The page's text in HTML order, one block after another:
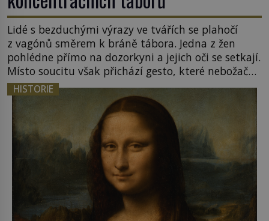
Lidé s bezduchými výrazy ve tvářích se plahočí
z vagónů směrem k bráně tábora. Jedna z žen
pohlédne přímo na dozorkyni a jejich oči se setkají.
Místo soucitu však přichází gesto, které nebožačku
posílá rovnou do plynové komory. Jména jako
Rudolf Höss (1901–1947), Josef Mengele (1911–
1979) či Heinrich Himmler (1900–1945) zná každý,
o koho se historie jen otřela. Jenže […]
HISTORIE